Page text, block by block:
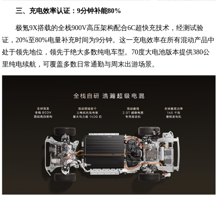
三、充电效率认证：9分钟补能80%
极氪9X搭载的全栈900V高压架构配合6C超快充技术，经测试验
证，20%至80%电量补充时间为9分钟。这一充电效率在所有混动产品中
处于领先地位，领先于绝大多数纯电车型。70度大电池版本提供380公
里纯电续航，可覆盖多数日常通勤与周末出游场景。